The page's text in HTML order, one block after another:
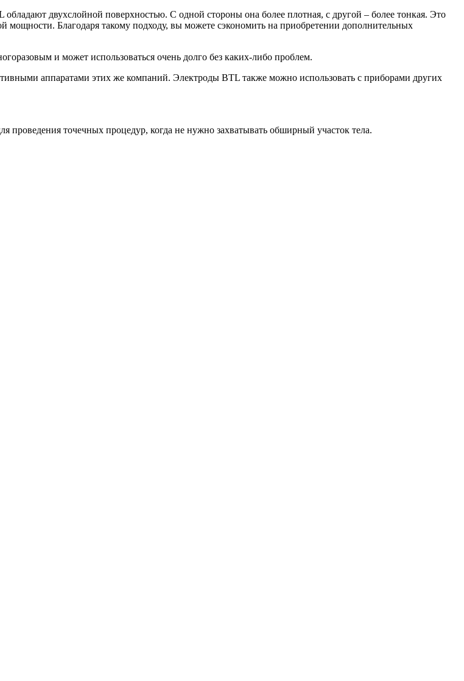
двухслойной поверхностью. С одной стороны она более плотная, с другой – более тонкая. Это
мощности. Благодаря такому подходу, вы можете сэкономить на приобретении дополнительных
и может использоваться очень долго без каких-либо проблем.
аппаратами этих же компаний. Электроды BTL также можно использовать с приборами других
проведения точечных процедур, когда не нужно захватывать обширный участок тела.